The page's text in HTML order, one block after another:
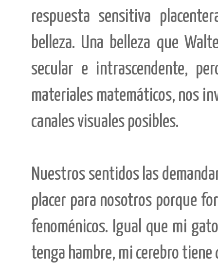
respuesta sensitiva
belleza. Una belleza que
secular e intrascendente,
materiales matemáticos, nos
canales visuales posibles.
Nuestros sentidos las
placer para nosotros porque
fenoménicos. Igual que mi
tenga hambre, mi cerebro